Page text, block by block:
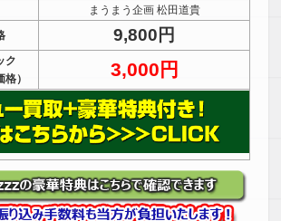
まうまう企画 松田道貴
9,800円
ク
）
3,000円